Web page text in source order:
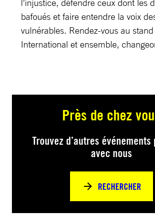
l’injustice, défendre ceux dont les
bafoués et faire entendre la voix
vulnérables. Rendez-vous au stand
International et ensemble,
Près de chez
Trouvez d’autres
avec nous
RECHERCHER